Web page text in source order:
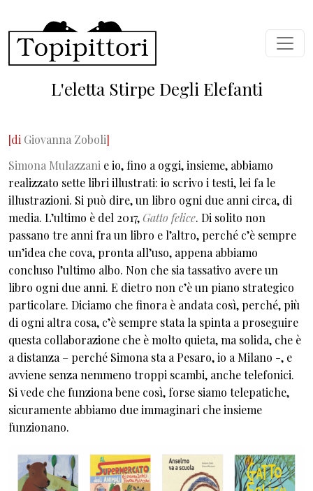
L'eletta Stirpe Degli Elefanti
[di Giovanna Zoboli]
Simona Mulazzani e io, fino a oggi, insieme, abbiamo
realizzato sette libri illustrati: io scrivo i testi, lei fa le
illustrazioni. Si può dire, un libro ogni due anni circa, di
media. L’ultimo è del 2017,Gatto felice. Di solito non
passano tre anni fra un libro e l’altro, perché c’è sempre
un’idea che cova, pronta all’uso, appena abbiamo
concluso l’ultimo albo. Non che sia tassativo avere un
libro ogni due anni. E dietro non c’è un piano strategico
particolare. Diciamo che finora è andata così, perché, più
di ogni altra cosa, c’è sempre stata la spinta a proseguire
questa collaborazione che è molto quieta, ma solida, che è
a distanza – perché Simona sta a Pesaro, io a Milano -, e
avviene senza nemmeno troppi scambi, anche telefonici.
Si vede che funziona bene così, forse siamo telepatiche,
sicuramente abbiamo due immaginari che insieme
funzionano.